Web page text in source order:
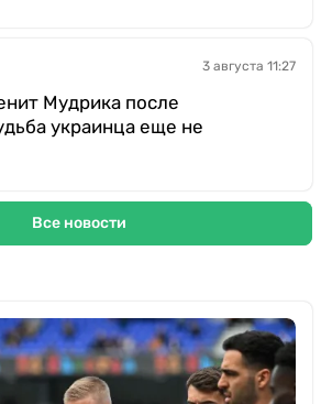
3 августа 11:27
Мудрика после
украинца еще не
Все новости